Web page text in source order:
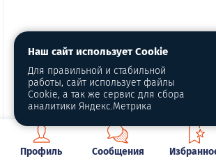
Профиль Сообщения
Наш сайт использует Cookie
Для правильной и стабильной
работы, сайт использует файлы
Cookie, а так же сервис для сбора
аналитики Яндекс.Метрика